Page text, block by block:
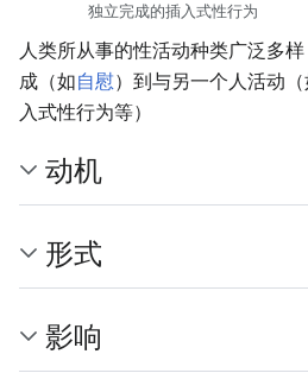
独立完成的插入式性行为
人类所从事的性活动种类广泛多
成（如自慰）到与另一个人活动
入式性行为等）
动机
形式
影响